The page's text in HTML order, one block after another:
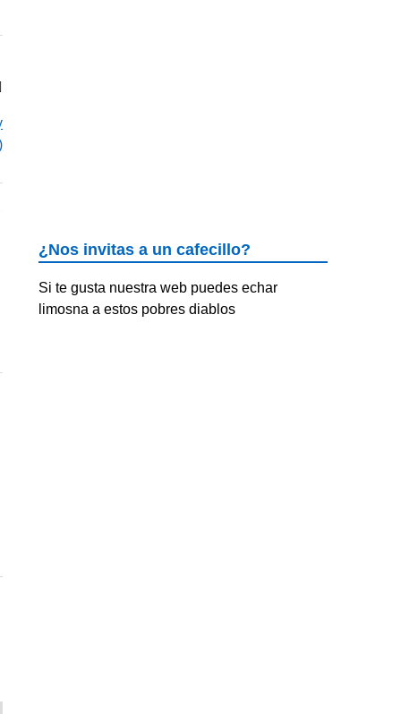
¿Nos invitas a un cafecillo?
Si te gusta nuestra web puedes echar
limosna a estos pobres diablos